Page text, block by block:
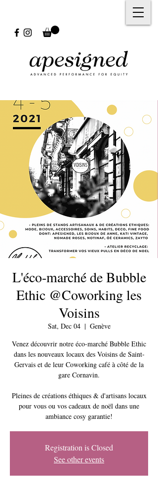
L'éco-marché de Bubble
Ethic @Coworking les
Voisins
Sat, Dec 04
  |
Genève
Venez découvrir notre éco-marché Bubble Ethic
dans les nouveaux locaux des Voisins de Saint-
Gervais et de leur Coworking café à côté de la
gare Cornavin.
Pleines de créations éthiques & d'artisans locaux
pour vous ou vos cadeaux de noël dans une
ambiance cosy garantie!
Registration is Closed
See other events